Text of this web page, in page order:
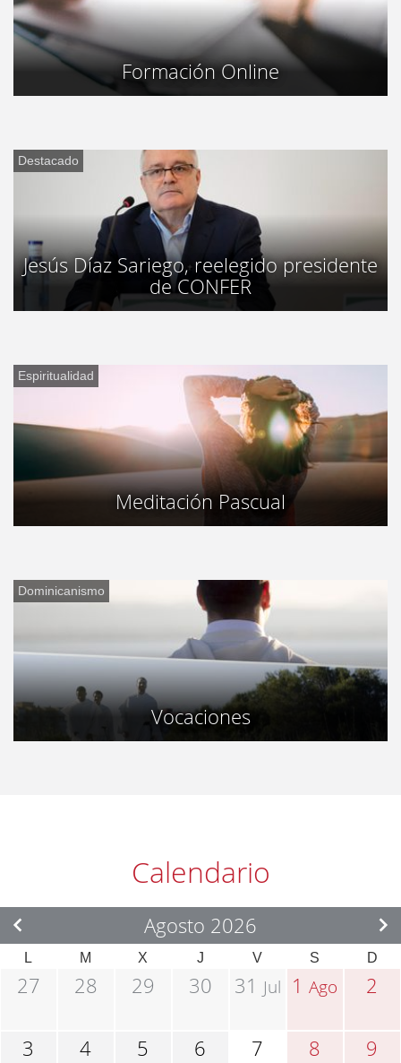
Formación Online
Destacado
Jesús Díaz Sariego, reelegido presidente
de CONFER
Espiritualidad
Meditación Pascual
Dominicanismo
Vocaciones
Calendario
Agosto 2026
L M X J V S D
27 28 29 30 31 Jul 1Ago 2
3 4 5 6 7 8 9